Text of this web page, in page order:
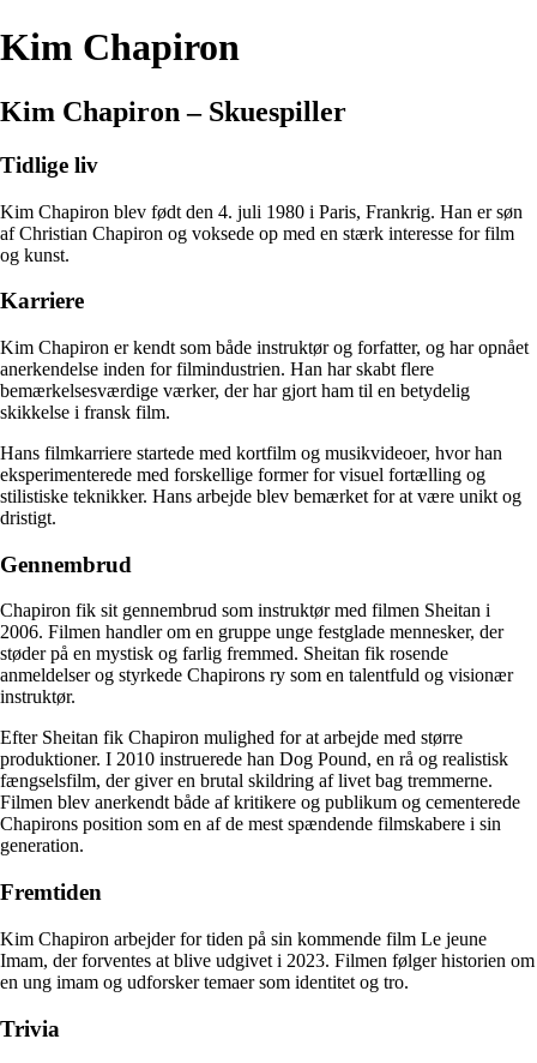
Kim Chapiron
Kim Chapiron – Skuespiller
Tidlige liv
Kim Chapiron blev født den 4. juli 1980 i Paris, Frankrig. Han er søn
af Christian Chapiron og voksede op med en stærk interesse for film
og kunst.
Karriere
Kim Chapiron er kendt som både instruktør og forfatter, og har opnået
anerkendelse inden for filmindustrien. Han har skabt flere
bemærkelsesværdige værker, der har gjort ham til en betydelig
skikkelse i fransk film.
Hans filmkarriere startede med kortfilm og musikvideoer, hvor han
eksperimenterede med forskellige former for visuel fortælling og
stilistiske teknikker. Hans arbejde blev bemærket for at være unikt og
dristigt.
Gennembrud
Chapiron fik sit gennembrud som instruktør med filmen Sheitan i
2006. Filmen handler om en gruppe unge festglade mennesker, der
støder på en mystisk og farlig fremmed. Sheitan fik rosende
anmeldelser og styrkede Chapirons ry som en talentfuld og visionær
instruktør.
Efter Sheitan fik Chapiron mulighed for at arbejde med større
produktioner. I 2010 instruerede han Dog Pound, en rå og realistisk
fængselsfilm, der giver en brutal skildring af livet bag tremmerne.
Filmen blev anerkendt både af kritikere og publikum og cementerede
Chapirons position som en af de mest spændende filmskabere i sin
generation.
Fremtiden
Kim Chapiron arbejder for tiden på sin kommende film Le jeune
Imam, der forventes at blive udgivet i 2023. Filmen følger historien om
en ung imam og udforsker temaer som identitet og tro.
Trivia